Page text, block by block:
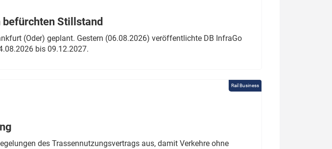
befürchten Stillstand
(Oder) geplant. Gestern (06.08.2026) veröffentlichte DB InfraGo
bis 09.12.2027.
Rail Business
des Trassennutzungsvertrags aus, damit Verkehre ohne